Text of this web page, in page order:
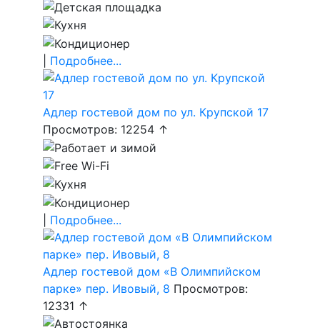
Подробнее...
Адлер гостевой дом по ул. Крупской 17
Просмотров: 12254 ↑
Подробнее...
Адлер гостевой дом «В Олимпийском
парке» пер. Ивовый, 8 Просмотров:
12331 ↑